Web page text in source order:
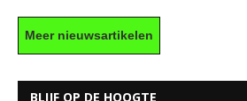
Meer nieuwsartikelen
BLIJF OP DE HOOGTE